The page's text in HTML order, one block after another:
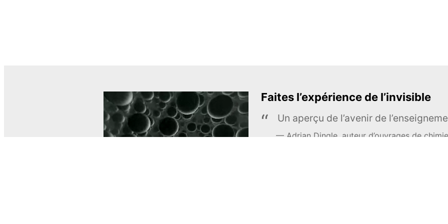
Faites l’expérience de l’invisible
Un aperçu de l’avenir de
Adrian Dingle, auteur d’ouvrages de